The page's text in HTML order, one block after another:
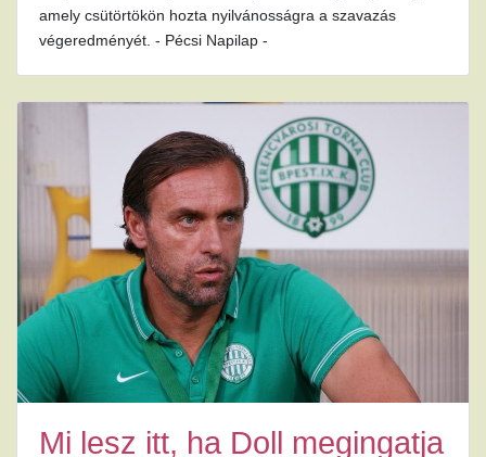
amely csütörtökön hozta nyilvánosságra a szavazás
végeredményét. - Pécsi Napilap -
Mi lesz itt, ha Doll megingatja